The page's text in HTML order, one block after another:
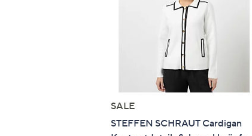
SALE
STEFFEN SCHRAUT Cardigan